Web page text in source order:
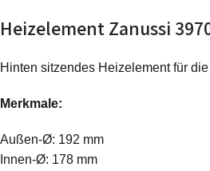
Heizelement Zanussi
Hinten sitzendes Heizelement für
Merkmale:
Außen-Ø: 192 mm
Innen-Ø: 178 mm